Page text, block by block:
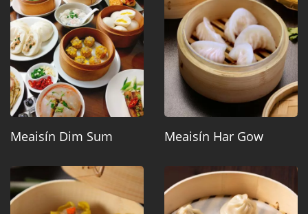
Meaisín Dim Sum Meaisín Har Gow